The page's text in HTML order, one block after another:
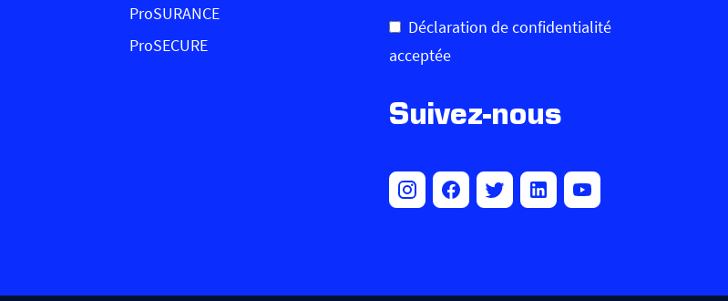
ProSURANCE
ProSECURE
Déclaration de confidentialité
acceptée
Suivez-nous